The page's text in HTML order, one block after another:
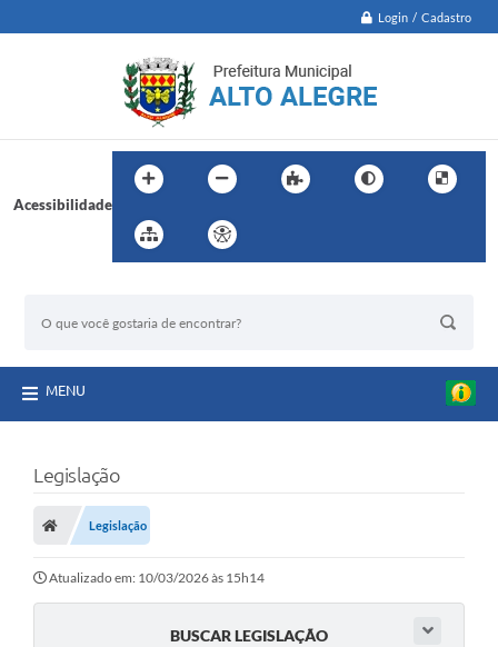
Login / Cadastro
Acessibilidade
MENU
Legislação
Legislação
Atualizado em: 10/03/2026 às 15h14
BUSCAR LEGISLAÇÃO